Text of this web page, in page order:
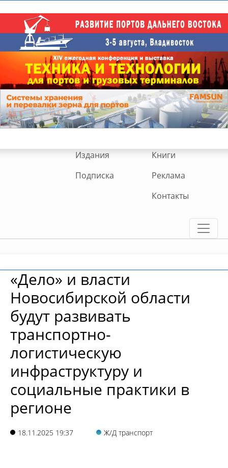
Издания
Книги
Подписка
Реклама
Контакты
«Дело» и власти
Новосибирской области
будут развивать
транспортно-
логистическую
инфраструктуру и
социальные практики в
регионе
18.11.2025 19:37 Ж/Д транспорт